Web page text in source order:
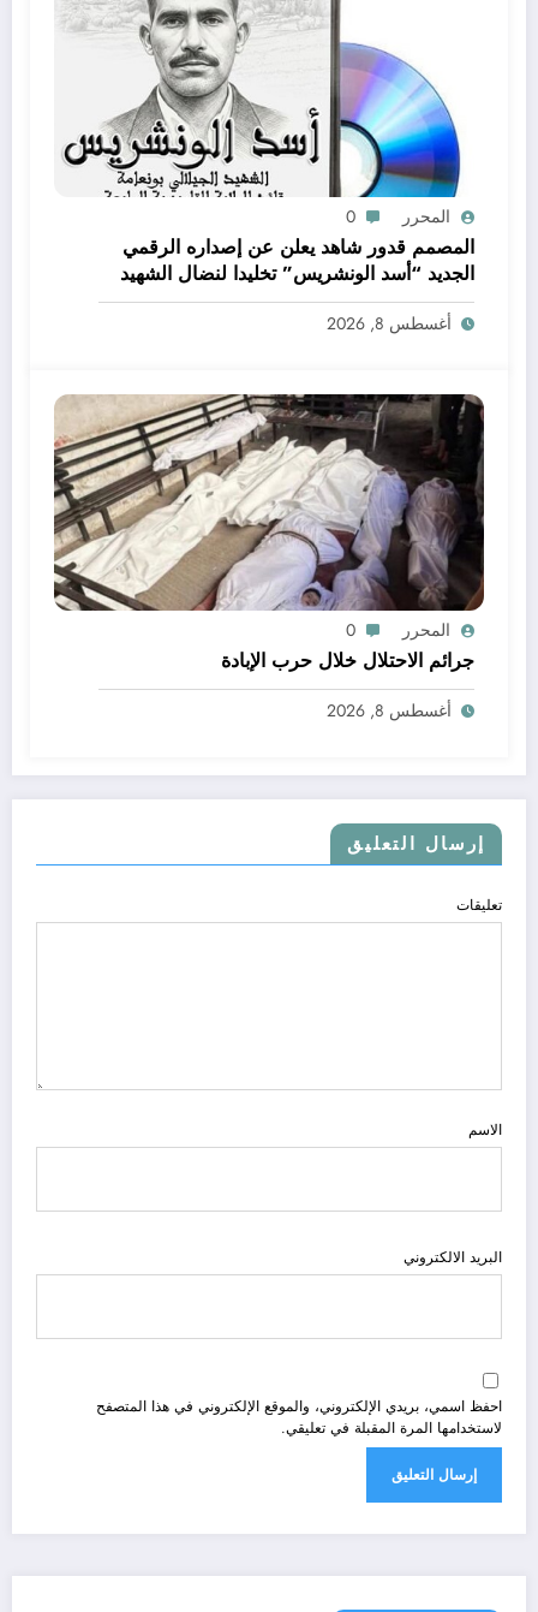
المحرر 0
المصمم قدور شاهد يعلن عن إصداره الرقمي
الجديد “أسد الونشريس” تخليدا لنضال الشهيد
الجيلالي بونعامة
أغسطس 8, 2026
المحرر 0
جرائم الاحتلال خلال حرب الإبادة
أغسطس 8, 2026
إرسال التعليق
تعليقات
الاسم
البريد الالكتروني
احفظ اسمي، بريدي الإلكتروني، والموقع الإلكتروني في هذا المتصفح
لاستخدامها المرة المقبلة في تعليقي.